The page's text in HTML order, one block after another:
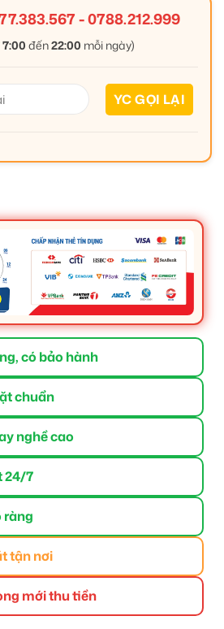
-0788.212.999
7:00 đến22:00 mỗi ngày)
có bảo hành
chuẩn
nghề cao
24/7
ràng
tận nơi
mới thu tiền